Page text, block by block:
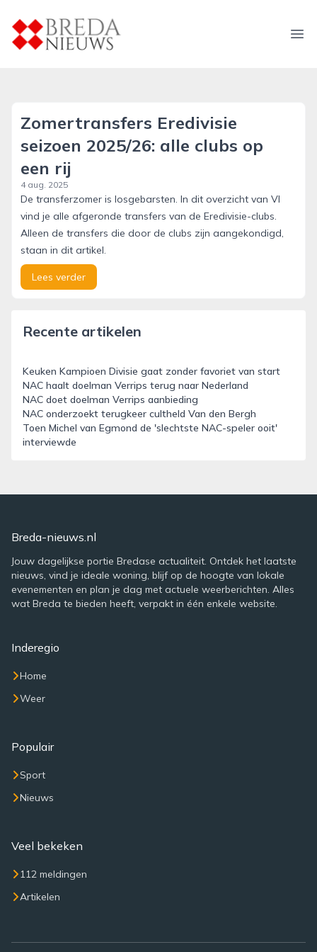
breda-nieuws.nl
Zomertransfers Eredivisie
seizoen 2025/26: alle clubs op
een rij
4 aug. 2025
De transferzomer is losgebarsten. In dit overzicht van VI
vind je alle afgeronde transfers van de Eredivisie-clubs.
Alleen de transfers die door de clubs zijn aangekondigd,
staan in dit artikel.
Lees verder
Recente artikelen
Keuken Kampioen Divisie gaat zonder favoriet van start
NAC haalt doelman Verrips terug naar Nederland
NAC doet doelman Verrips aanbieding
NAC onderzoekt terugkeer cultheld Van den Bergh
Toen Michel van Egmond de 'slechtste NAC-speler ooit'
interviewde
Breda-nieuws.nl
Jouw dagelijkse portie Bredase actualiteit. Ontdek het laatste
nieuws, vind je ideale woning, blijf op de hoogte van lokale
evenementen en plan je dag met actuele weerberichten. Alles
wat Breda te bieden heeft, verpakt in één enkele website.
Inderegio
Home
Weer
Populair
Sport
Nieuws
Veel bekeken
112 meldingen
Artikelen